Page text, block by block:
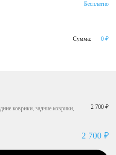
Бесплатно
Сумма: 0 ₽
коврики, задние коврики,
2 700 ₽
2 700 ₽